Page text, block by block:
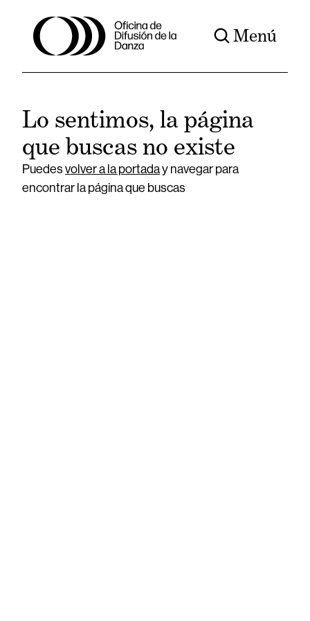
Menú
Lo sentimos, la página
que buscas no existe
Puedesvolver a la portaday navegar para
encontrar la página que buscas